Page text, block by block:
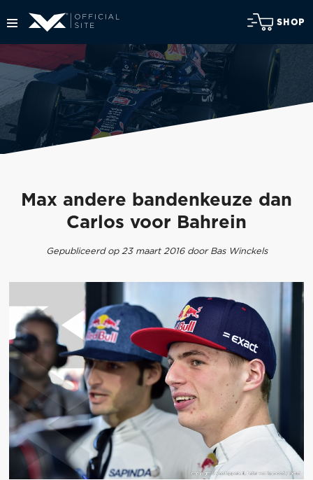
SHOP
Max andere bandenkeuze dan
Carlos voor Bahrein
Gepubliceerd op 23 maart 2016 door Bas Winckels